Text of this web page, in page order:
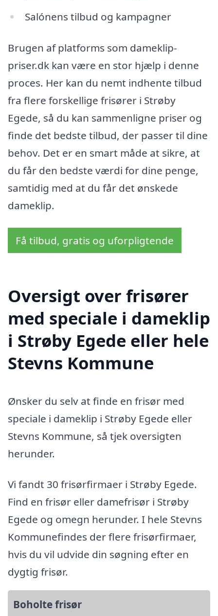
Salónens tilbud og kampagner
Brugen af platforms som dameklip-
priser.dk kan være en stor hjælp i denne
proces. Her kan du nemt indhente tilbud
fra flere forskellige frisører i Strøby
Egede, så du kan sammenligne priser og
finde det bedste tilbud, der passer til dine
behov. Det er en smart måde at sikre, at
du får den bedste værdi for dine penge,
samtidig med at du får det ønskede
dameklip.
Få tilbud, gratis og uforpligtende
Oversigt over frisører
med speciale i dameklip
i Strøby Egede eller hele
Stevns Kommune
Ønsker du selv at finde en frisør med
speciale i dameklip i Strøby Egede eller
Stevns Kommune, så tjek oversigten
herunder.
Vi fandt 30 frisørfirmaer i Strøby Egede.
Find en frisør eller damefrisør i Strøby
Egede og omegn herunder. I hele Stevns
Kommunefindes der flere frisørfirmaer,
hvis du vil udvide din søgning efter en
dygtig frisør.
Boholte frisør